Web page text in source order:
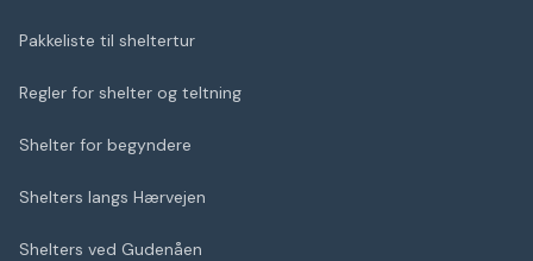
Pakkeliste til sheltertur
Regler for shelter og teltning
Shelter for begyndere
Shelters langs Hærvejen
Shelters ved Gudenåen